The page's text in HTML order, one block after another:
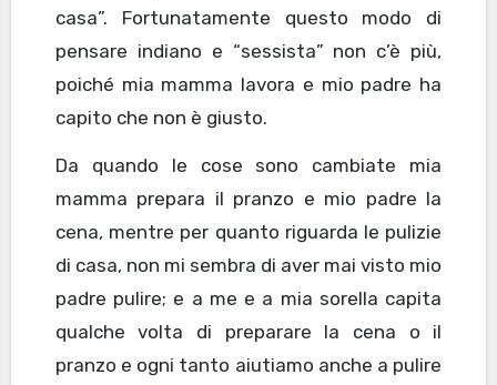
casa”. Fortunatamente questo modo di
pensare indiano e “sessista” non c’è più,
poiché mia mamma lavora e mio padre ha
capito che non è giusto.
Da quando le cose sono cambiate mia
mamma prepara il pranzo e mio padre la
cena, mentre per quanto riguarda le pulizie
di casa, non mi sembra di aver mai visto mio
padre pulire; e a me e a mia sorella capita
qualche volta di preparare la cena o il
pranzo e ogni tanto aiutiamo anche a pulire